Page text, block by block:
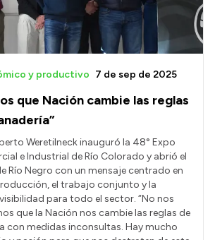
que Nación cambie las reglas
y productivo 7 de sep de 2025
Weretilneck inauguró la 48° Expo
e Industrial de Río Colorado y abrió el
Río Negro con un mensaje centrado en
el trabajo conjunto y la
para todo el sector. “No nos
que la Nación nos cambie las reglas de
con medidas inconsultas. Hay mucho